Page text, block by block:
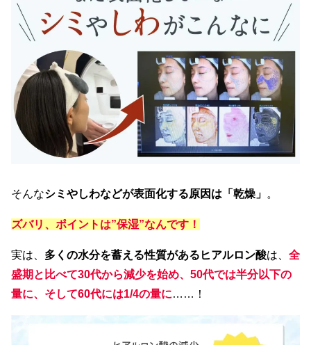
そんなシミやしわなどが表面化する原因は「乾燥」 。
ズバリ、ポイントは”保湿”なんです！
実は、 多くの水分を蓄える性質があるヒアルロン酸は、 全
盛期と比べて30代から減少を始め、50代では半分以下の
量に、そして60代には1/4の量に……！